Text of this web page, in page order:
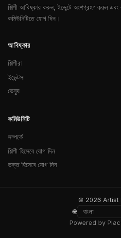
শিল্পী আবিষ্কার করুন, ইভেন্টে অংশগ্রহণ করুন
কমিউনিটিতে যোগ দিন।
আবিষ্কার
শিল্পীরা
ইভেন্টস
ভেন্যু
কমিউনিটি
সম্পর্কে
শিল্পী হিসেবে যোগ দিন
ভক্ত হিসেবে যোগ দিন
© 2026 Artist
🌐
Powered by